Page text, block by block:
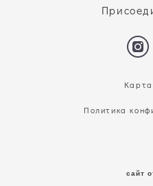
Политика
сайт